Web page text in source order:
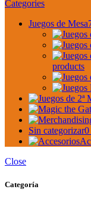
Categories
Juegos de Mesa
products
Sin categorizar0
Close
Categoría